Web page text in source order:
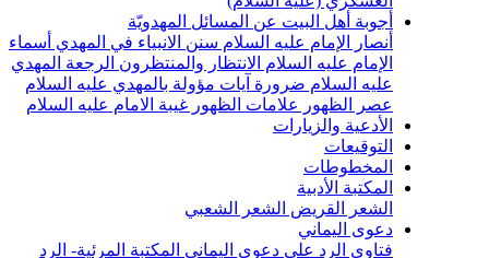
أهل البيت عن المسائل المهدويّة
الإمام عليه السلامسنن الانبياء في المهديأسماء
عليه السلامالانتظار والمنتظرونالرجعةالمهدي
السلام ضرورة آيات مؤولة بالمهدي عليه السلام
علامات الظهورغيبة الامام عليه السلام
والزيارات
الأدبية
الشعر الشعبي
اليماني
الرد على دعوى اليماني المكتبة المرئية- الرد